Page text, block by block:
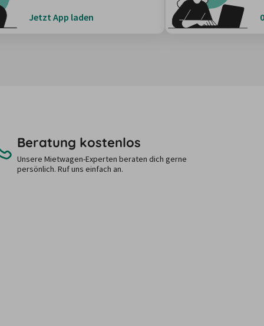
Jetzt App laden
Beratung kostenlos
Unsere Mietwagen-Experten beraten dich gerne
persönlich. Ruf uns einfach an.